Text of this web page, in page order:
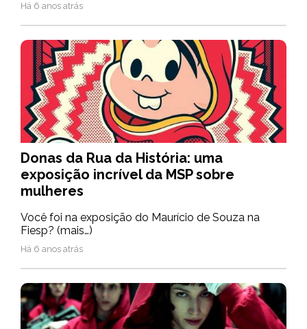
Há 6 anos atrás
Donas da Rua da História: uma
exposição incrível da MSP sobre
mulheres
Você foi na exposição do Maurício de Souza na
Fiesp? (mais…)
Há 6 anos atrás